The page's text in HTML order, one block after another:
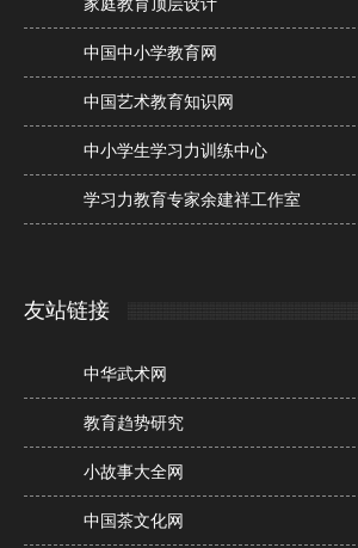
中国中小学教育网
中国艺术教育知识网
中小学生学习力训练中心
学习力教育专家余建祥工作室
友站链接
中华武术网
教育趋势研究
小故事大全网
中国茶文化网